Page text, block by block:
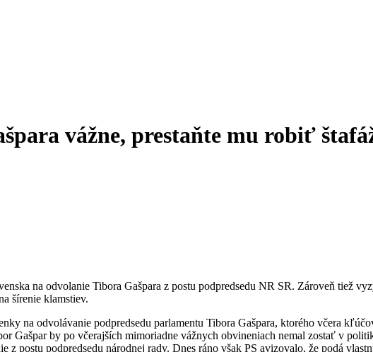
vážne, prestaňte mu robiť
na odvolanie Tibora Gašpara z postu podpredsedu NR SR. Zároveň tiež
šírenie klamstiev.
na odvolávanie podpredsedu parlamentu Tibora Gašpara, ktorého včera
Gašpar by po včerajších mimoriadne vážnych obvineniach nemal zostať v
z postu podpredsedu národnej rady. Dnes ráno však PS avizovalo, že podá